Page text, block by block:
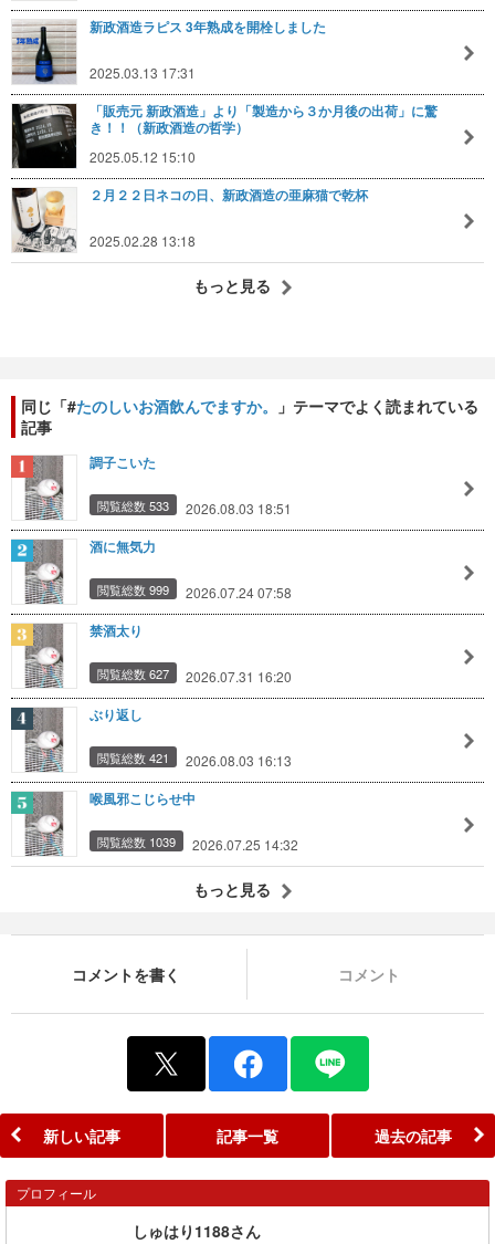
新政酒造ラピス 3年熟成を開栓しました
2025.03.13 17:31
「販売元 新政酒造」より「製造から３か月後の出荷」に驚
き！！（新政酒造の哲学）
2025.05.12 15:10
２月２２日ネコの日、新政酒造の亜麻猫で乾杯
2025.02.28 13:18
もっと見る
同じ「#たのしいお酒飲んでますか。
」テーマでよく読まれている
記事
調子こいた
閲覧総数 533 2026.08.03 18:51
酒に無気力
閲覧総数 999 2026.07.24 07:58
禁酒太り
閲覧総数 627 2026.07.31 16:20
ぶり返し
閲覧総数 421 2026.08.03 16:13
喉風邪こじらせ中
閲覧総数 1039 2026.07.25 14:32
もっと見る
コメントを書く コメント
新しい記事 記事一覧 過去の記事
プロフィール
しゅはり1188さん